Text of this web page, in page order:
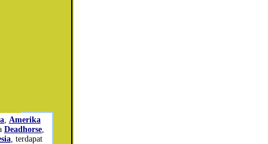
, Amerika
Deadhorse,
, terdapat